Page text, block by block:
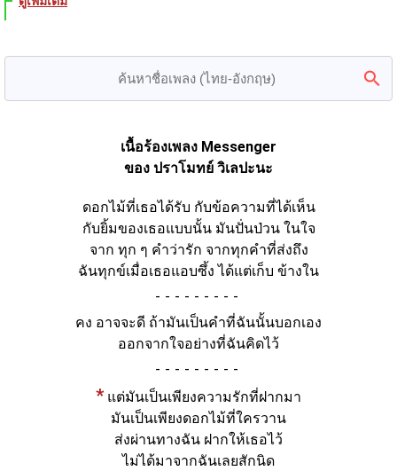
เนื้อร้องเพลง Messenger
ของ ปราโมทย์ วิเลปะนะ
ดอกไม้ที่เธอได้รับ กับข้อความที่ได้เห็น
กับยิ้มของเธอแบบนั้น มันปั่นป่วน ในใจ
จาก ทุก ๆ คำว่ารัก จากทุกคำที่ส่งถึง
ฉันทุกข์เมื่อเธอแอบซึ้ง ได้แต่เก็บ ข้างใน
-
คง อาจจะดี ถ้ามันเป็นคำที่ฉันนั้นบอกเอง
ออกจากใจอย่างที่ฉันคิดไว้
-
* แต่มันเป็นเพียงความรักที่ฝากมา
มันเป็นเพียงดอกไม้ที่ใครวาน
ส่งผ่านทางฉัน ฝากให้เธอไว้
ไม่ได้มาจากฉันเลยสักนิด